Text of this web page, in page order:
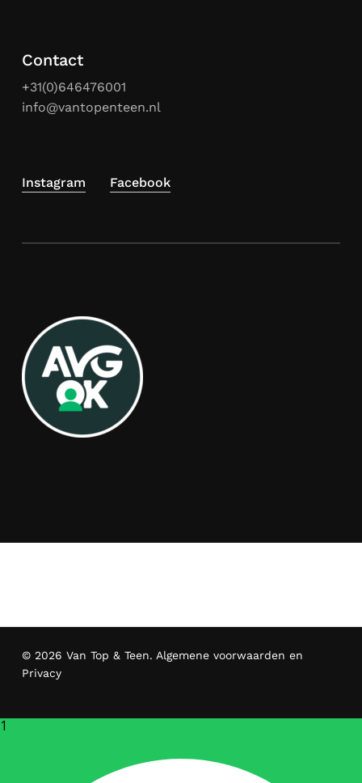
Contact
+31(0)646476001
info@vantopenteen.nl
Instagram Facebook
© 2026 Van Top & Teen. Algemene voorwaarden en
Privacy
1